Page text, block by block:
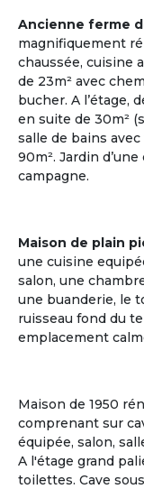
Ancienne ferme
magnifiquement
chaussée, cuisine
de 23m² avec
bucher. A l’étage,
en suite de 30m²
salle de bains
90m². Jardin
campagne.
Maison de plain
une cuisine
salon, une
une buanderie, le
ruisseau fond du
emplacement
Maison de 1950
comprenant sur
équipée, salon,
A l'étage grand
toilettes. Cave
Les deux tiers
seuls ; il existe
adaptée pour
Voir les
Gestionnaire
ou